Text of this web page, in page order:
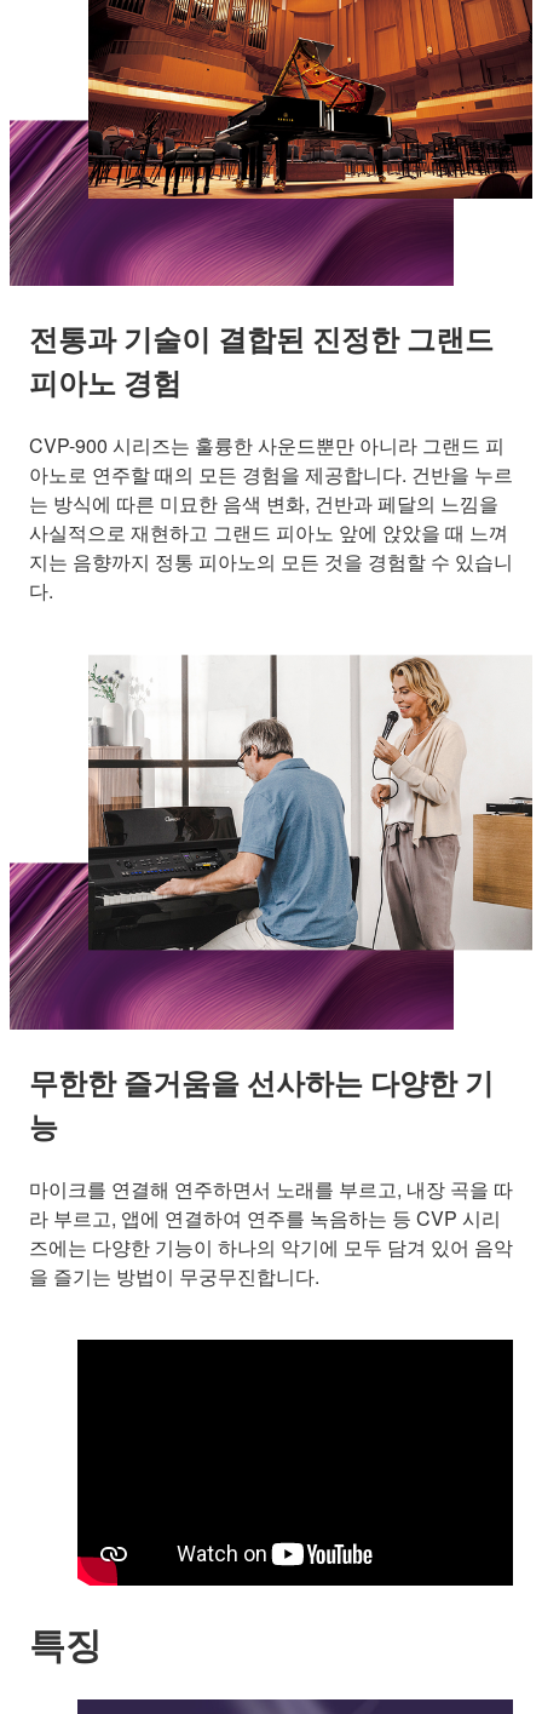
전통과 기술이 결합된 진정한 그랜드
피아노 경험
CVP-900 시리즈는 훌륭한 사운드뿐만 아니라 그랜드 피
아노로 연주할 때의 모든 경험을 제공합니다. 건반을 누르
는 방식에 따른 미묘한 음색 변화, 건반과 페달의 느낌을
사실적으로 재현하고 그랜드 피아노 앞에 앉았을 때 느껴
지는 음향까지 정통 피아노의 모든 것을 경험할 수 있습니
다.
무한한 즐거움을 선사하는 다양한 기
능
마이크를 연결해 연주하면서 노래를 부르고, 내장 곡을 따
라 부르고, 앱에 연결하여 연주를 녹음하는 등 CVP 시리
즈에는 다양한 기능이 하나의 악기에 모두 담겨 있어 음악
을 즐기는 방법이 무궁무진합니다.
특징